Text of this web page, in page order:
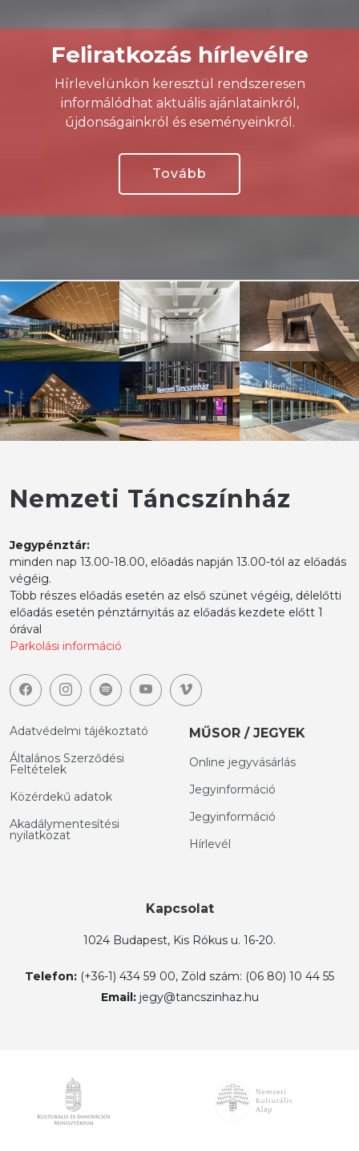
Feliratkozás hírlevélre
Hírlevelünkön keresztül rendszeresen
informálódhat aktuális ajánlatainkról,
újdonságainkról és eseményeinkről.
Tovább
Nemzeti Táncszínház
Jegypénztár:
minden nap 13.00-18.00, előadás napján 13.00-tól az előadás
végéig.
Több részes előadás esetén az első szünet végéig, délelőtti
előadás esetén pénztárnyitás az előadás kezdete előtt 1
órával
Parkolási információ
Adatvédelmi tájékoztató
Általános Szerződési
Feltételek
Közérdekű adatok
Akadálymentesítési
nyilatkozat
MŰSOR / JEGYEK
Online jegyvásárlás
Jegyinformáció
Jegyinformáció
Hírlevél
Kapcsolat
1024 Budapest, Kis Rókus u. 16-20.
Telefon: (+36-1) 434 59 00, Zöld szám: (06 80) 10 44 55
Email: jegy@tancszinhaz.hu